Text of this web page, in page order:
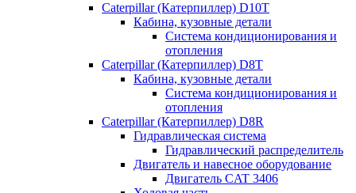
Caterpillar (Катерпиллер) D10T
Кабина, кузовные детали
Система кондиционирования и
отопления
Caterpillar (Катерпиллер) D8T
Кабина, кузовные детали
Система кондиционирования и
отопления
Caterpillar (Катерпиллер) D8R
Гидравлическая система
Гидравлический распределитель
Двигатель и навесное оборудование
Двигатель CAT 3406